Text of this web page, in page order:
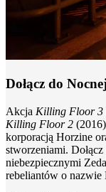
Dołącz do
Akcja Killing Floor 3
Killing Floor 2
korporacją Horzine
stworzeniami.
niebezpiecznymi
rebeliantów o nazwie